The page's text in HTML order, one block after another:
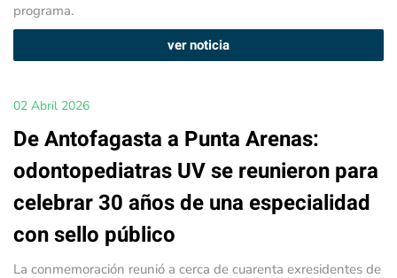
programa.
ver noticia
02 Abril 2026
De Antofagasta a Punta Arenas:
odontopediatras UV se reunieron para
celebrar 30 años de una especialidad
con sello público
La conmemoración reunió a cerca de cuarenta exresidentes de